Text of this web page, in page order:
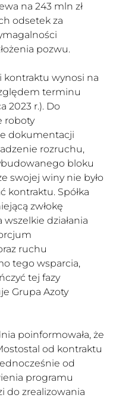
na 243 mln zł
odsetek za
pozwu.
kontraktu wynosi na
terminu
2023 r.). Do
roboty
dokumentacji
rozruchu,
bloku
swojej winy nie było
kontraktu. Spółka
zwłokę
działania
ruchu
tego wsparcia,
tej fazy
Grupa Azoty
poinformowała, że
od kontraktu
od
programu
do zrealizowania